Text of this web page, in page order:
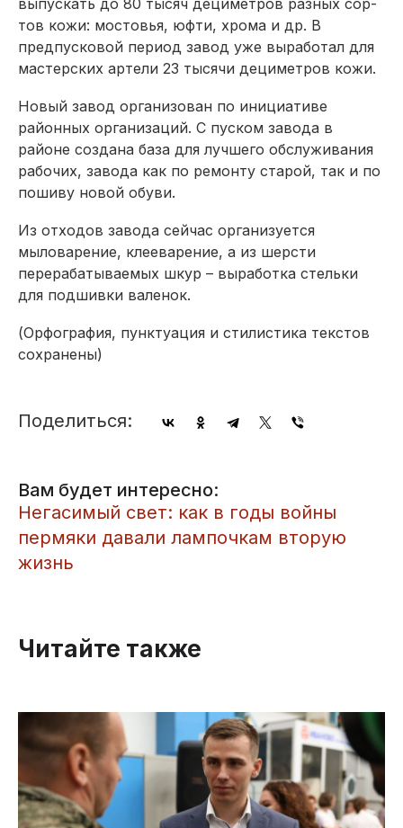
тов кожи: мостовья, юфти, хрома и др. В
предпусковой период завод уже выработал для
мастерских артели 23 тысячи дециметров кожи.
Новый завод организован по инициативе
районных организаций. С пуском завода в
районе создана база для лучшего обслуживания
рабочих, завода как по ремонту старой, так и по
пошиву новой обуви.
Из отходов завода сейчас организуется
мыловарение, клееварение, а из шерсти
перерабатываемых шкур – выработка стельки
для подшивки валенок.
(Орфография, пунктуация и стилистика текстов
сохранены)
Поделиться:
Вам будет интересно:
Негасимый свет: как в годы войны
пермяки давали лампочкам вторую
жизнь
Читайте также